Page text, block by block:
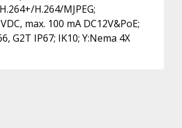
H.264/MJPEG;
max. 100 mA DC12V&PoE;
G2T IP67; IK10; Y:Nema 4X